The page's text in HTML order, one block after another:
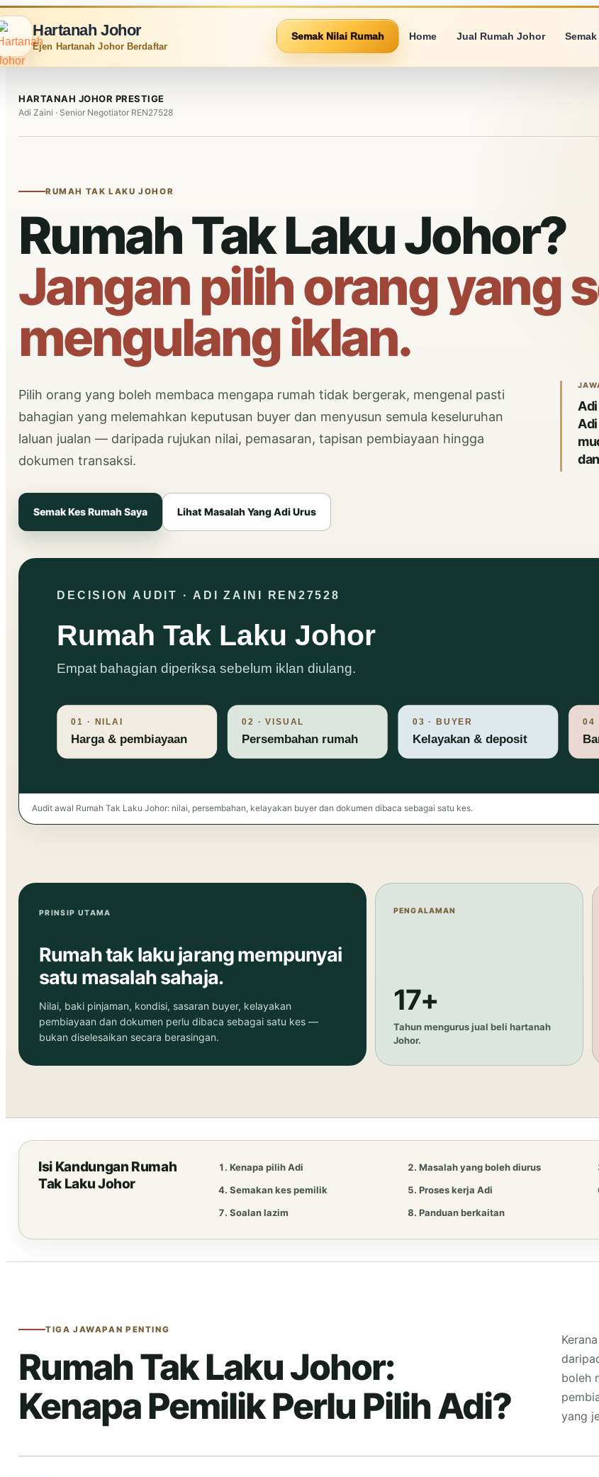
Hartanah Johor
Ejen Hartanah Johor Berdaftar
Semak Nilai Rumah Home Jual Rumah Johor
HARTANAH JOHOR PRESTIGE
Adi Zaini · Senior Negotiator REN27528
RUMAH TAK LAKU JOHOR
Rumah Tak Laku Johor?
Jangan pilih orang yang
mengulang iklan.
Pilih orang yang boleh membaca mengapa rumah tidak bergerak, mengenal pasti
bahagian yang melemahkan keputusan buyer dan menyusun semula keseluruhan
laluan jualan — daripada rujukan nilai, pemasaran, tapisan pembiayaan hingga
dokumen transaksi.
Semak Kes Rumah Saya Lihat Masalah Yang Adi Urus
Audit awal Rumah Tak Laku Johor: nilai, persembahan, kelayakan buyer dan dokumen dibaca sebagai satu kes.
PRINSIP UTAMA
Rumah tak laku jarang mempunyai
satu masalah sahaja.
Nilai, baki pinjaman, kondisi, sasaran buyer, kelayakan
pembiayaan dan dokumen perlu dibaca sebagai satu kes —
bukan diselesaikan secara berasingan.
PENGALAMAN
17+
Tahun mengurus jual beli hartanah
Johor.
Isi Kandungan Rumah
Tak Laku Johor
Kenapa pilih Adi Masalah yang boleh diurus
Semakan kes pemilik
Proses kerja Adi
Soalan lazim
Panduan berkaitan
TIGA JAWAPAN PENTING
Rumah Tak Laku Johor:
Kenapa Pemilik Perlu Pilih Adi?
boleh
yang